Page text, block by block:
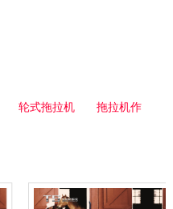
轮式拖拉机
拖拉机作